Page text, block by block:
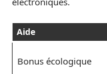
Aide
Bonus écologique